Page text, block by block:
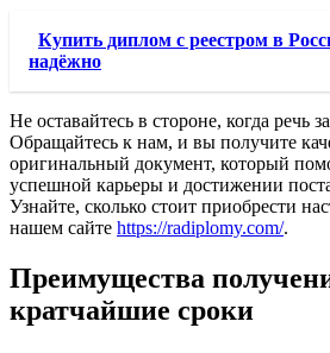
Купить диплом с реестром в
надёжно
Не оставайтесь в стороне, когда речь
Обращайтесь к нам, и вы получите
оригинальный документ, который
успешной карьеры и достижении
Узнайте, сколько стоит приобрести
нашем сайте https://radiplomy.com/.
Преимущества
кратчайшие сроки